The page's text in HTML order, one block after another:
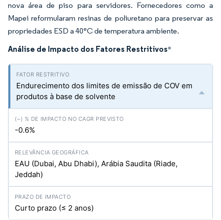
nova área de piso para servidores. Fornecedores como a
Mapei reformularam resinas de poliuretano para preservar as
propriedades ESD a 40°C de temperatura ambiente.
Análise de Impacto dos Fatores Restritivos*
Endurecimento dos limites de emissão de COV em
produtos à base de solvente
-0.6%
EAU (Dubai, Abu Dhabi), Arábia Saudita (Riade,
Jeddah)
Curto prazo (≤ 2 anos)